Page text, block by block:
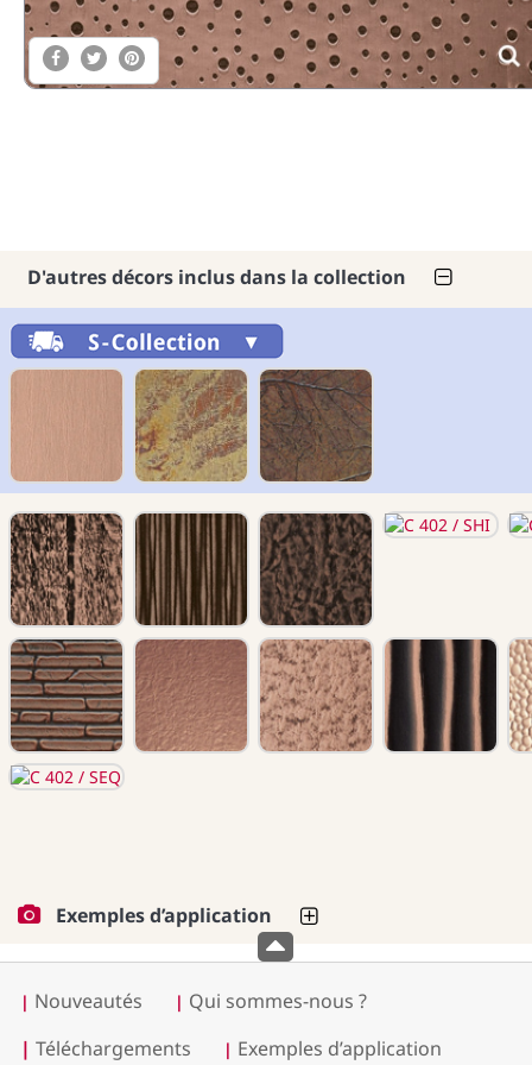
D'autres décors inclus dans la collection
Exemples d’application
| Nouveautés | Qui sommes-nous ?
| Téléchargements | Exemples d’application